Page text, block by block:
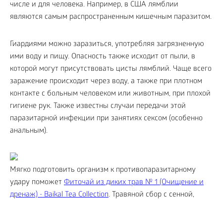
числе и для человека. Например, в США лямблии
являются самым распространенным кишечным паразитом.
Гиардиями можно заразиться, употребляя загрязненную
ими воду и пищу. Опасность также исходит от пыли, в
которой могут присутствовать цисты лямблий. Чаще всего
заражение происходит через воду, а также при плотном
контакте с больным человеком или животным, при плохой
гигиене рук. Также известны случаи передачи этой
паразитарной инфекции при занятиях сексом (особенно
анальным).
Мягко подготовить организм к противопаразитарному
удару поможет Фиточай из диких трав № 1 (Очищение и
дренаж) - Baikal Tea Collection. Травяной сбор с сенной,